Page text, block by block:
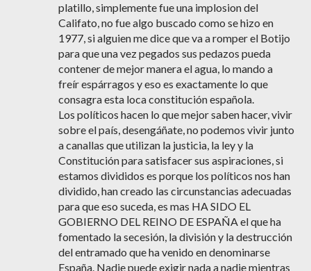
platillo, simplemente fue una implosion del
Califato, no fue algo buscado como se hizo en
1977, si alguien me dice que va a romper el Botijo
para que una vez pegados sus pedazos pueda
contener de mejor manera el agua, lo mando a
freír espárragos y eso es exactamente lo que
consagra esta loca constitución española.
Los políticos hacen lo que mejor saben hacer, vivir
sobre el país, desengáñate, no podemos vivir junto
a canallas que utilizan la justicia, la ley y la
Constitución para satisfacer sus aspiraciones, si
estamos divididos es porque los políticos nos han
dividido, han creado las circunstancias adecuadas
para que eso suceda, es mas HA SIDO EL
GOBIERNO DEL REINO DE ESPAÑA el que ha
fomentado la secesión, la división y la destrucción
del entramado que ha venido en denominarse
España. Nadie puede exigir nada a nadie mientras